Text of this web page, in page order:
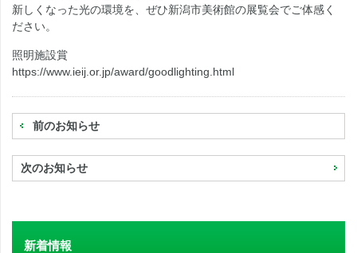
新しくなった光の環境を、ぜひ新潟市美術館の展覧会でご体感く
ださい。
照明施設賞
https://www.ieij.or.jp/award/goodlighting.html
前のお知らせ
次のお知らせ
新着情報